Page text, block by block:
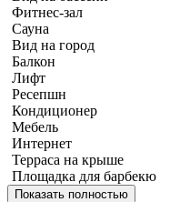
Фитнес-зал
Сауна
Вид на город
Балкон
Лифт
Ресепшн
Кондиционер
Мебель
Интернет
Терраса на крыше
Площадка для барбекю
Показать полностью